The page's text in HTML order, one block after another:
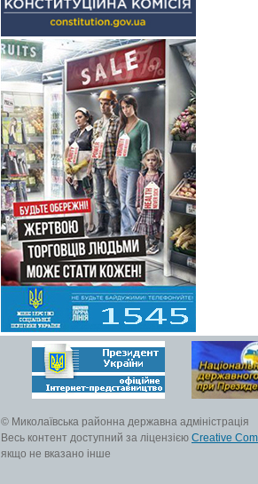
© Миколаївська районна державна адміністрація
Весь контент доступний за ліцензією Creative
якщо не вказано інше